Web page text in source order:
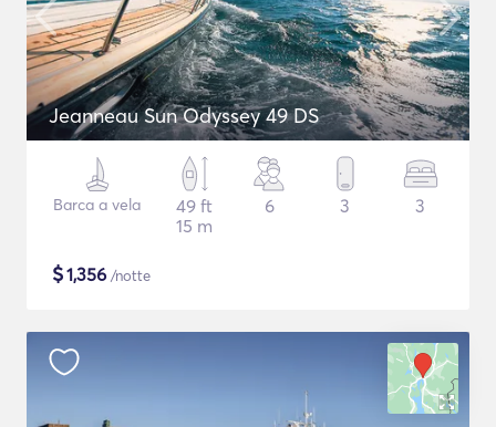
Jeanneau Sun Odyssey 49 DS
Barca a vela
49 ft
15 m
6 3 3
$1,356 /notte